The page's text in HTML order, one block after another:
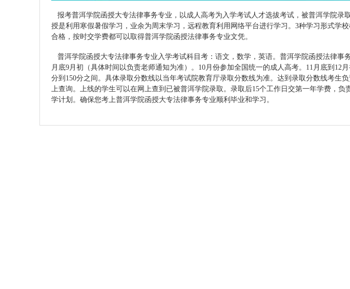
报考普洱学院函授大专法律事务专业，以成人高考为入学考试人才选拔考试，被普洱学院录
授是利用寒假暑假学习，业余为周末学习，远程教育利用网络平台进行学习。3种学习形式学
合格，按时交学费都可以取得普洱学院函授法律事务专业文凭。
普洱学院函授大专法律事务专业入学考试科目考：语文，数学，英语。普洱学院函授法律事
月底9月初（具体时间以负责老师通知为准）。10月份参加全国统一的成人高考。11月底到12
分到150分之间。具体录取分数线以当年考试院教育厅录取分数线为准。达到录取分数线考生
上查询。上线的学生可以在网上查到已被普洱学院录取。录取后15个工作日交第一年学费，负
学计划。确保您考上普洱学院函授大专法律事务专业顺利毕业和学习。